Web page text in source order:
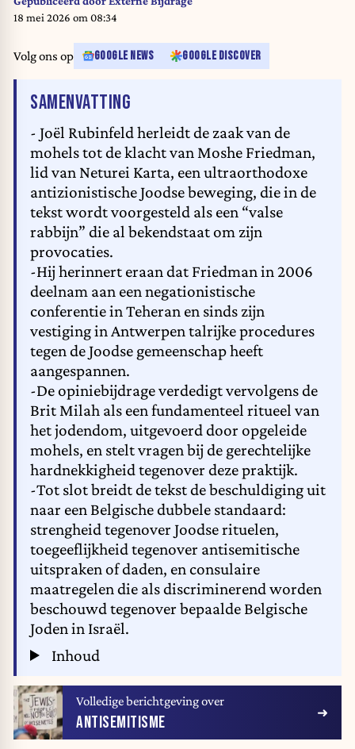
18 mei 2026 om 08:34
Volg ons op GOOGLE NEWS GOOGLE DISCOVER
SAMENVATTING
- Joël Rubinfeld herleidt de zaak van de
mohels tot de klacht van Moshe Friedman,
lid van Neturei Karta, een ultraorthodoxe
antizionistische Joodse beweging, die in de
tekst wordt voorgesteld als een “valse
rabbijn” die al bekendstaat om zijn
provocaties.
-Hij herinnert eraan dat Friedman in 2006
deelnam aan een negationistische
conferentie in Teheran en sinds zijn
vestiging in Antwerpen talrijke procedures
tegen de Joodse gemeenschap heeft
aangespannen.
-De opiniebijdrage verdedigt vervolgens de
Brit Milah als een fundamenteel ritueel van
het jodendom, uitgevoerd door opgeleide
mohels, en stelt vragen bij de gerechtelijke
hardnekkigheid tegenover deze praktijk.
-Tot slot breidt de tekst de beschuldiging uit
naar een Belgische dubbele standaard:
strengheid tegenover Joodse rituelen,
toegeeflijkheid tegenover antisemitische
uitspraken of daden, en consulaire
maatregelen die als discriminerend worden
beschouwd tegenover bepaalde Belgische
Joden in Israël.
Inhoud
Volledige berichtgeving over
ANTISEMITISME